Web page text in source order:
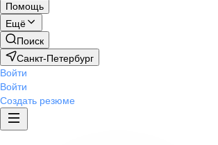
Помощь
Ещё
Поиск
Санкт-Петербург
Войти
Войти
Создать резюме